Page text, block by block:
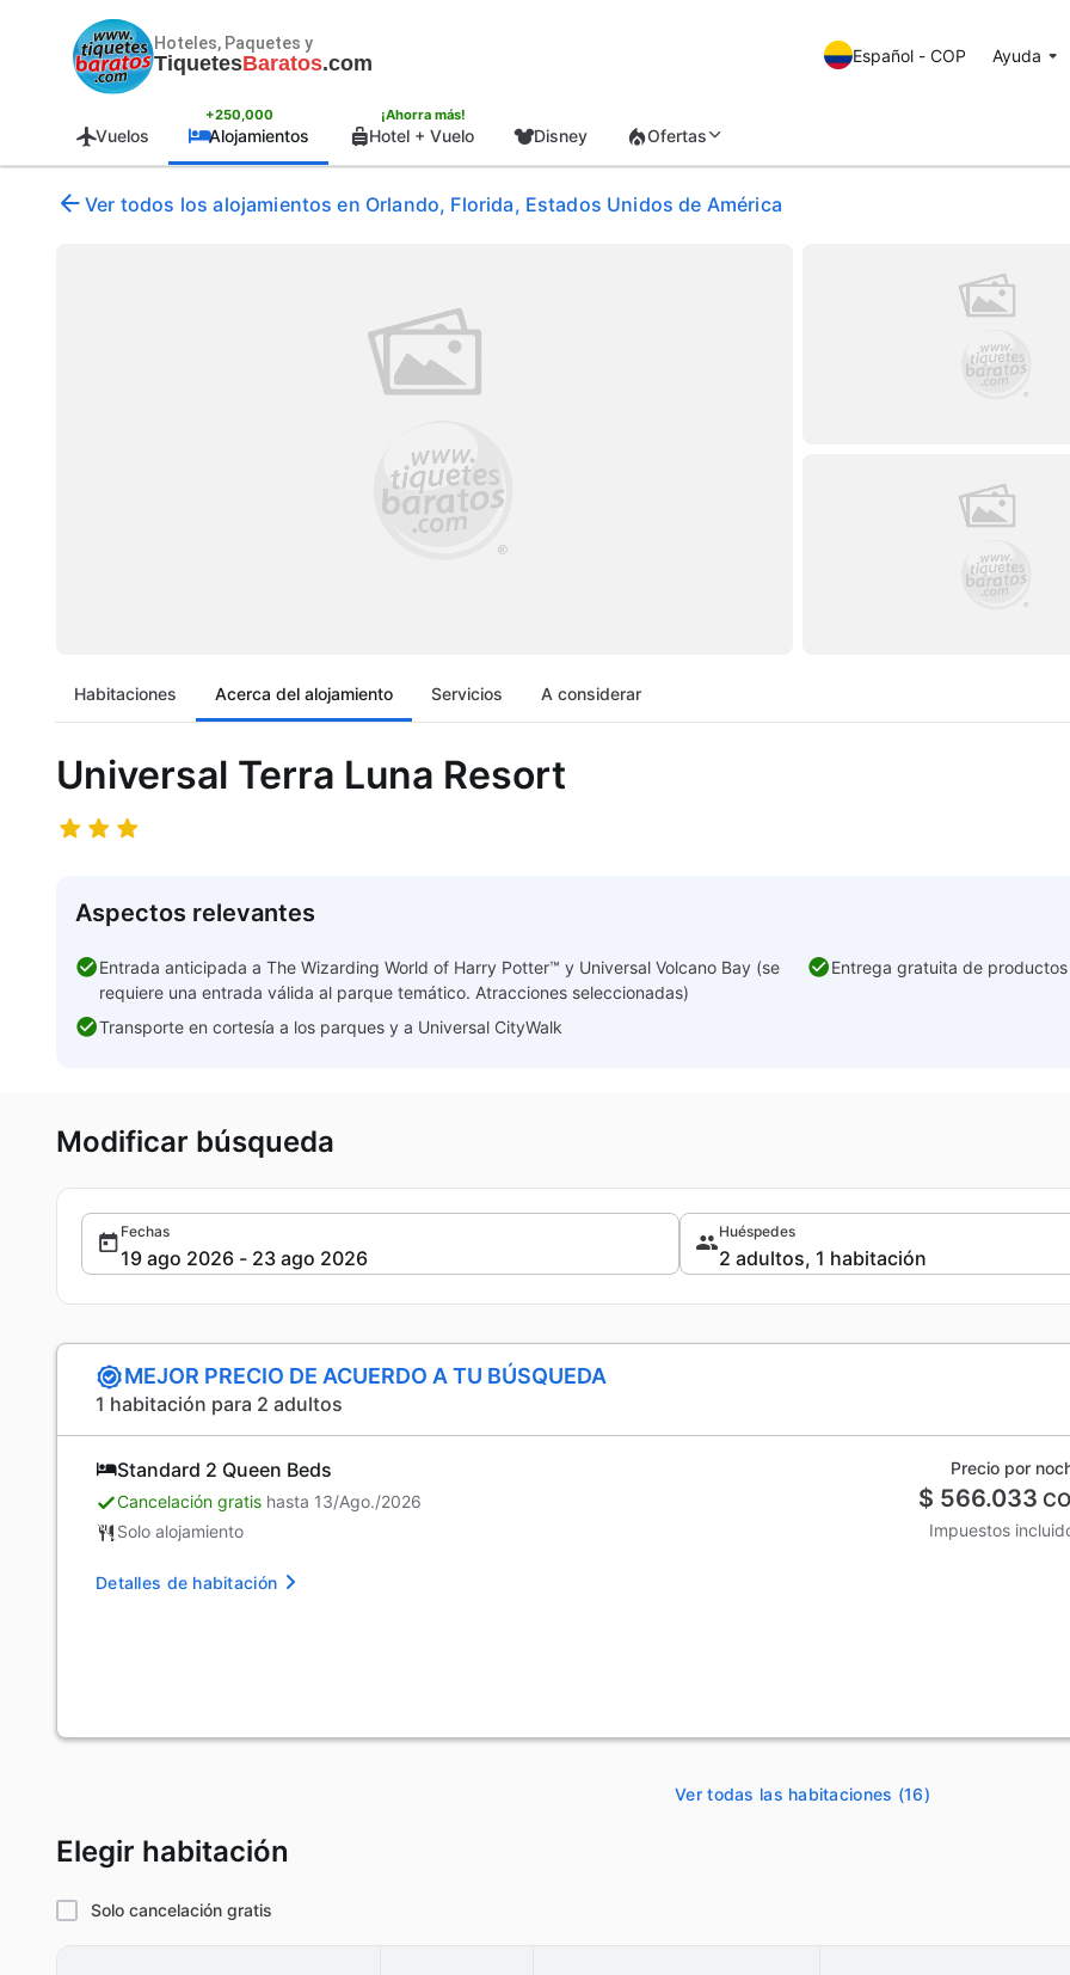
Hoteles, Paquetes y
TiquetesBaratos.com Español - COP Ayuda
Vuelos
+250,000
Alojamientos
¡Ahorra más!
Hotel + Vuelo Disney Ofertas
Ver todos los alojamientos en Orlando, Florida, Estados Unidos de América
Habitaciones Acerca del alojamiento Servicios A considerar
Universal Terra Luna Resort
Aspectos relevantes
Entrada anticipada a The Wizarding World of Harry Potter™ y Universal Volcano Bay (se
requiere una entrada válida al parque temático. Atracciones seleccionadas)
Entrega gratuita de
Transporte en cortesía a los parques y a Universal CityWalk
Modificar búsqueda
Fechas Huéspedes
MEJOR PRECIO DE ACUERDO A TU BÚSQUEDA
1 habitación para 2 adultos
Standard 2 Queen Beds
Cancelación gratis hasta 13/Ago./2026
Solo alojamiento
Detalles de habitación
Precio por
$ 566.033
Impuestos
Ver todas las habitaciones (16)
Elegir habitación
Solo cancelación gratis